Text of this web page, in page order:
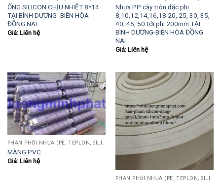
ỐNG SILICON CHỊU NHIỆT 8*14
TẠI BÌNH DƯƠNG -BIÊN HÒA
ĐỒNG NAI
Giá: Liên hệ
Nhựa PP cây tròn đặc phi
8,10,12,14,16,18 20, 25, 30, 35,
40, 45, 50 tới phi 200mm TẠI
BÌNH DƯƠNG-BIÊN HÒA ĐỒNG
NAI
Giá: Liên hệ
PHÂN PHỐI NHỰA (PE, TEPLON, SILICON, PHÍP CÁCH ĐIỆN, POM...)
MÀNG PVC
Giá: Liên hệ